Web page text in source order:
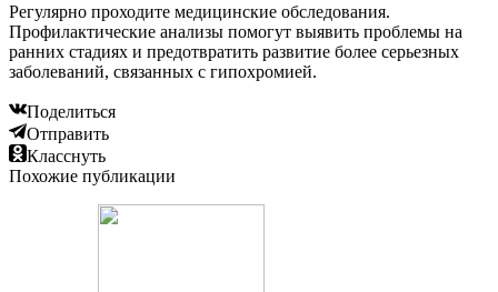
Регулярно проходите медицинские обследования.
Профилактические анализы помогут выявить проблемы на
ранних стадиях и предотвратить развитие более серьезных
заболеваний, связанных с гипохромией.
Поделиться
Отправить
Класснуть
Похожие публикации